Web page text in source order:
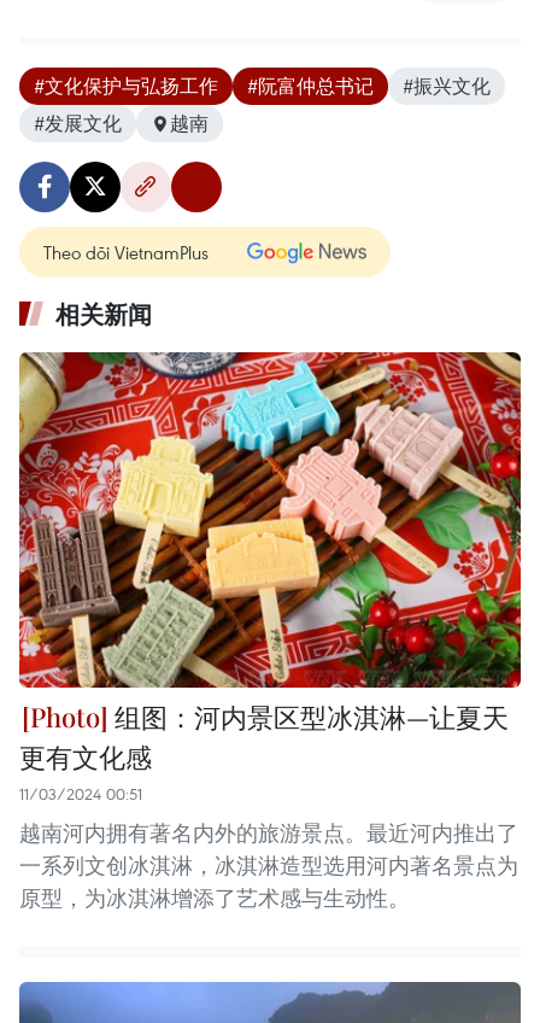
#文化保护与弘扬工作 #阮富仲总书记
#振兴文化
#发展文化
越南
Theo dõi VietnamPlus
相关新闻
组图：河内景区型冰淇淋—让夏天
更有文化感
11/03/2024 00:51
越南河内拥有著名内外的旅游景点。最近河内推出了
一系列文创冰淇淋，冰淇淋造型选用河内著名景点为
原型，为冰淇淋增添了艺术感与生动性。